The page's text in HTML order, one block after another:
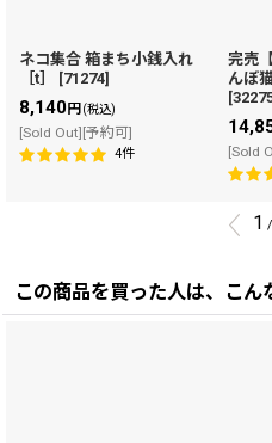
ネコ集合 箱まち小銭入れ
［t］
[71274]
8,140円 (税込)
[Sold Out][予約可]
4件
完売
んぼ
[
[Sold
1 /
この商品を買った人は、こん